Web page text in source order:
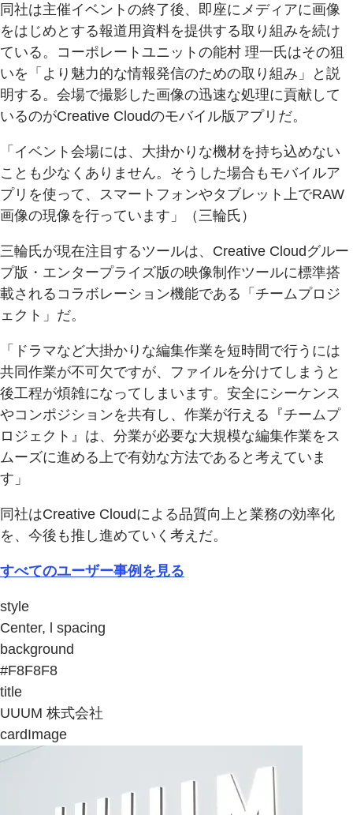
同社は主催イベントの終了後、即座にメディアに画像
をはじめとする報道用資料を提供する取り組みを続け
ている。コーポレートユニットの能村 理一氏はその狙
いを「より魅力的な情報発信のための取り組み」と説
明する。会場で撮影した画像の迅速な処理に貢献して
いるのがCreative Cloudのモバイル版アプリだ。
「イベント会場には、大掛かりな機材を持ち込めない
ことも少なくありません。そうした場合もモバイルア
プリを使って、スマートフォンやタブレット上でRAW
画像の現像を行っています」（三輪氏）
三輪氏が現在注目するツールは、Creative Cloudグルー
プ版・エンタープライズ版の映像制作ツールに標準搭
載されるコラボレーション機能である「チームプロジ
ェクト」だ。
「ドラマなど大掛かりな編集作業を短時間で行うには
共同作業が不可欠ですが、ファイルを分けてしまうと
後工程が煩雑になってしまいます。安全にシーケンス
やコンポジションを共有し、作業が行える『チームプ
ロジェクト』は、分業が必要な大規模な編集作業をス
ムーズに進める上で有効な方法であると考えていま
す」
同社はCreative Cloudによる品質向上と業務の効率化
を、今後も推し進めていく考えだ。
すべてのユーザー事例を見る
style
Center, l spacing
background
#F8F8F8
title
UUUM 株式会社
cardImage